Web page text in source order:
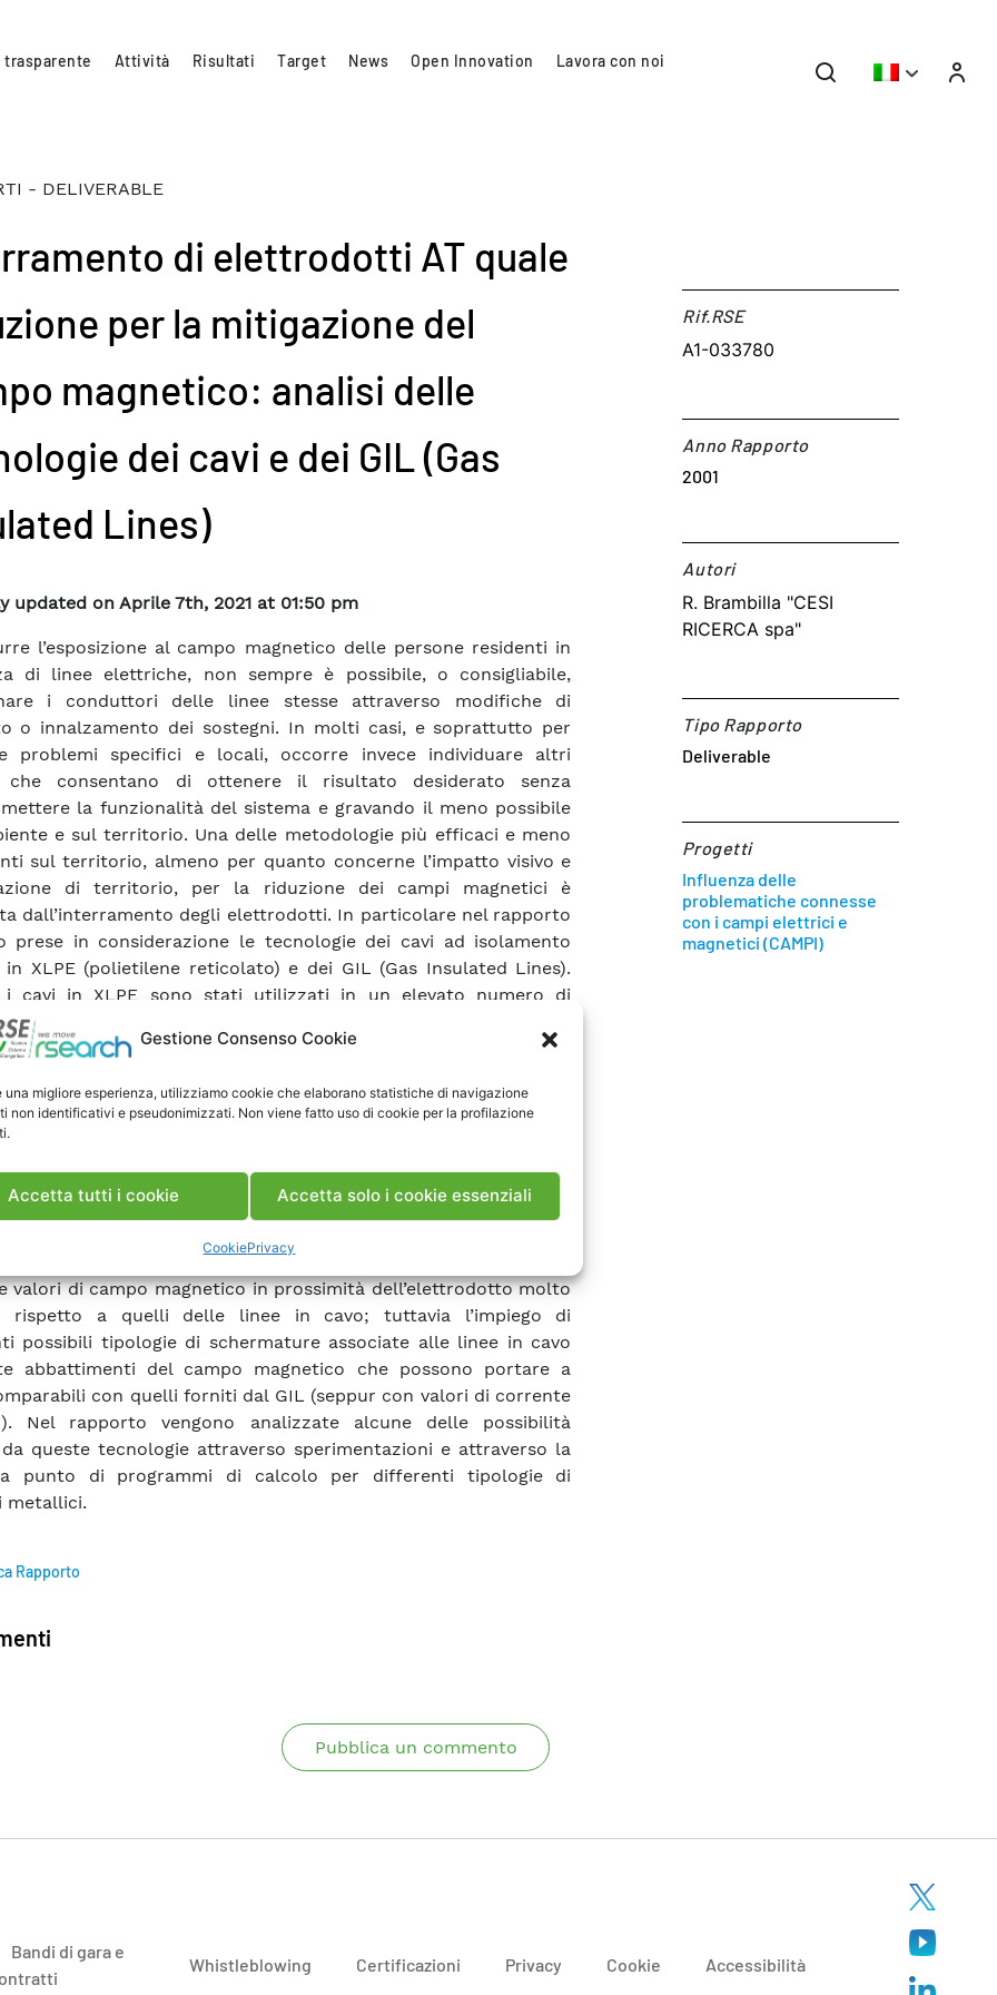
Gestione Consenso Cookie
una migliore esperienza, utilizziamo cookie che elaborano statistiche di navigazione
non identificativi e pseudonimizzati. Non viene fatto uso di cookie per la profilazione
Accetta tutti i cookie Accetta solo i cookie essenziali
CookiePrivacy
trasparente Attività Risultati Target News Open Innovation Lavora con noi
- DELIVERABLE
di elettrodotti AT quale
per la mitigazione del
magnetico: analisi delle
dei cavi e dei GIL (Gas
Lines)
updated on Aprile 7th, 2021 at 01:50 pm
l’esposizione al campo magnetico delle persone residenti in
di linee elettriche, non sempre è possibile, o consigliabile,
i conduttori delle linee stesse attraverso modifiche di
o innalzamento dei sostegni. In molti casi, e soprattutto per
problemi specifici e locali, occorre invece individuare altri
che consentano di ottenere il risultato desiderato senza
la funzionalità del sistema e gravando il meno possibile
e sul territorio. Una delle metodologie più efficaci e meno
sul territorio, almeno per quanto concerne l’impatto visivo e
di territorio, per la riduzione dei campi magnetici è
dall’interramento degli elettrodotti. In particolare nel rapporto
prese in considerazione le tecnologie dei cavi ad isolamento
in XLPE (polietilene reticolato) e dei GIL (Gas Insulated Lines).
i cavi in XLPE sono stati utilizzati in un elevato numero di
negli ultimi decenni ed hanno ormai raggiunto una piena e
accettazione, le linee ad isolamento gassoso (perlomeno nella
ora come possibile alternativa ai cavi, sebbene con
a casi particolari, in ragione di un costo di impianto molto
di progetto delle due tecnologie, le problematiche associate
alla diagnostica ed alla manutenzione degli impianti,
le motivazioni dell’impiego dei GIL è legata alla possibilità di
valori di campo magnetico in prossimità dell’elettrodotto molto
rispetto a quelli delle linee in cavo; tuttavia l’impiego di
possibili tipologie di schermature associate alle linee in cavo
abbattimenti del campo magnetico che possono portare a
con quelli forniti dal GIL (seppur con valori di corrente
Nel rapporto vengono analizzate alcune delle possibilità
queste tecnologie attraverso sperimentazioni e attraverso la
a punto di programmi di calcolo per differenti tipologie di
metallici.
Rapporto
Rif.RSE​
A1-033780
Anno Rapporto
2001
Autori​
R. Brambilla "CESI
RICERCA spa"
Tipo Rapporto
Deliverable
Progetti
Influenza delle
problematiche connesse
con i campi elettrici e
magnetici (CAMPI)
Pubblica un commento
Bandi di gara e
Whistleblowing Certificazioni Privacy Cookie Accessibilità